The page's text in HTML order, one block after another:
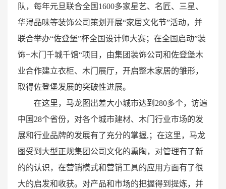
队，每年元旦联合全国1600多家星艺、名匠、三星、
华浔品味等装饰公司策划开展“家居文化节”活动，并
联合举办“佐登堡”杯全国设计师大赛；在全国启动”装
饰+木门千城千馆“项目，由集团装饰公司和佐登堡木
业合作建立衣柜、木门展厅，开启整木家居的雏形，
取得佐登堡发展的突破性进展。
在这里，马龙图出差大小城市达到280多个，访遍
中国28个省份，对各个城市建材、木门行业市场的发
展和行业品牌的发展有了充分的掌握,；在这里，马龙
图受到大型正规集团公司文化的熏陶，对管理有了新
的的认识，在营销模式和营销工具的应用方面有了很
大的启发和收获。对产品和市场的把握得到提炼，并